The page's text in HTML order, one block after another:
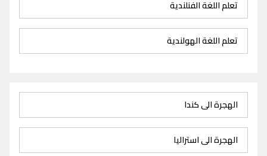
تعلم اللغة الفنلندية
تعلم اللغة الهولندية
الهجرة الى كندا
الهجرة الى استراليا